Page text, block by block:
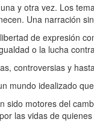
y otra vez. Los
Una narración
de expresión
o la lucha
controversias y
mundo idealizado
sido motores del
las vidas de